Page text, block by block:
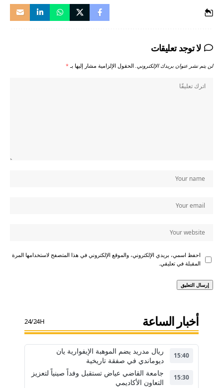
لا توجد تعليقات
لن يتم نشر عنوان بريدك الإلكتروني. الحقول الإلزامية مشار إليها بـ*
احفظ اسمي، بريدي الإلكتروني، والموقع الإلكتروني في هذا المتصفح لاستخدامها المرة
المقبلة في تعليقي.
أخبار الساعة 24/24H
15:40
ريال مدريد يضم الموهبة الإيفوارية يان
ديوماندي في صفقة تاريخية
15:30
جامعة القاضي عياض تستقبل وفداً صينياً لتعزيز
التعاون الأكاديمي